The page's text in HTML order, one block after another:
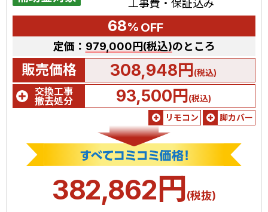
工事費・保証込み
68% OFF
定価： 979,000円(税込)のところ
販売価格 308,948円(税込)
交換工事
撤去処分
93,500円(税込)
リモコン
脚カバー
382,862円(税抜)